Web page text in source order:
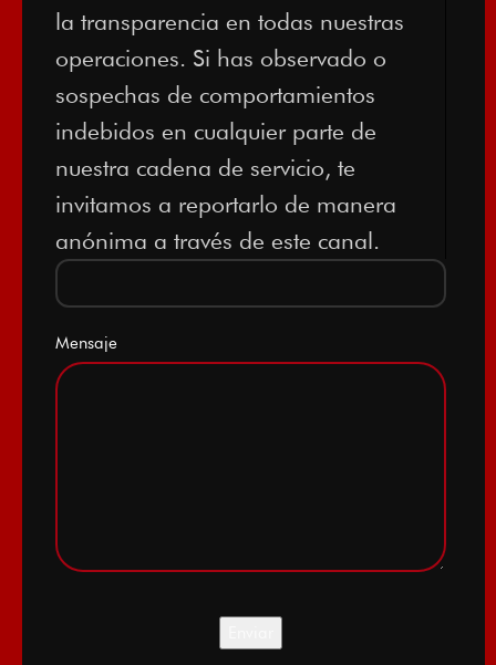
la transparencia en todas nuestras
operaciones. Si has observado o
sospechas de comportamientos
indebidos en cualquier parte de
nuestra cadena de servicio, te
invitamos a reportarlo de manera
anónima a través de este canal.
Mensaje